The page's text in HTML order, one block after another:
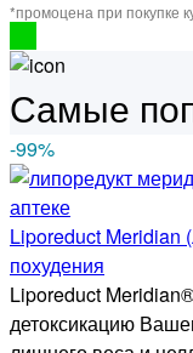
*промоцена при покупке
Самые
-99%
Liporeduct Meridian
похудения
Liporeduct
детоксикацию